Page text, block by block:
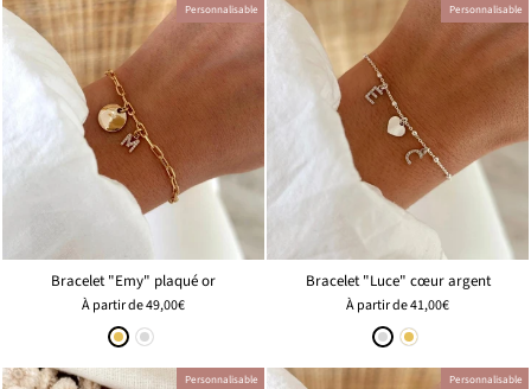
Personnalisable
Bracelet "Emy" plaqué or
À partir de49,00€
Personnalisable
Bracelet "Luce" cœur argent
À partir de41,00€
Personnalisable Personnalisable